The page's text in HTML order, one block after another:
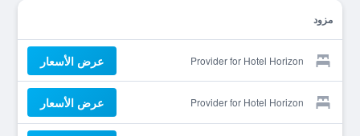
مزود
Provider for Hotel Horizon عرض الأسعار
Provider for Hotel Horizon عرض الأسعار